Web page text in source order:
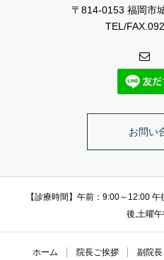
〒814-0153 福岡市
TEL/
お問い
【診療時間】午前：9:00～12:00
後,土曜
ホーム 院長ご挨拶 副院